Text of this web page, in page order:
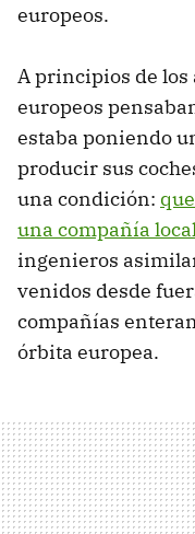
europeos.
A principios de los
europeos
estaba poniendo
producir sus
una condición:
una compañía
ingenieros
venidos desde
compañías
órbita europea.